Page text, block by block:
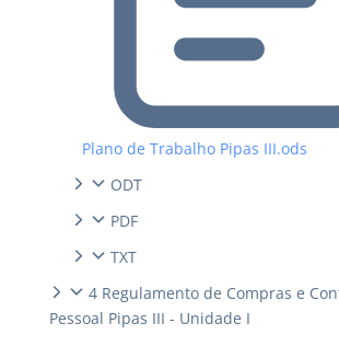
Plano de Trabalho Pipas III.ods
ODT
PDF
TXT
4 Regulamento de Compras e
Pessoal Pipas III - Unidade I